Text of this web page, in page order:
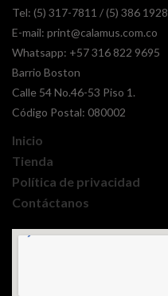
Tel: (5) 317-7811 / (5) 386 1928
E-mail: print@calamus.com.co
Whatsapp: +57 316 822 9695
Barrio Boston
Calle 54 No.46-53 Piso 1.
Código Postal: 080002
Inicio
Tienda
Política de privacidad
Contáctanos